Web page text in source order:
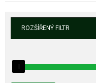
ROZŠÍŘENÝ FILTR